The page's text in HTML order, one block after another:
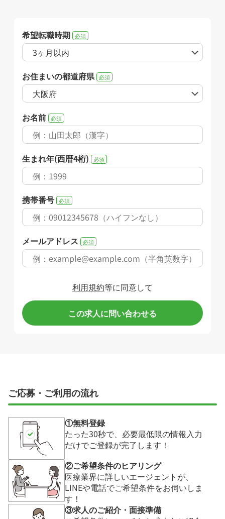
希望転職時期 必須
お住まいの都道府県 必須
お名前 必須
生まれ年(西暦4桁) 必須
携帯番号 必須
メールアドレス 必須
利用規約等に同意して
この求人に問い合わせる
ご応募・ご利用の流れ
①無料登録
たった30秒で、必要最低限の情報入力
だけでご登録が完了します！
②ご希望条件のヒアリング
医療業界に詳しいエージェントが、
LINEや電話でご希望条件をお伺いしま
す！
③求人のご紹介・面接準備